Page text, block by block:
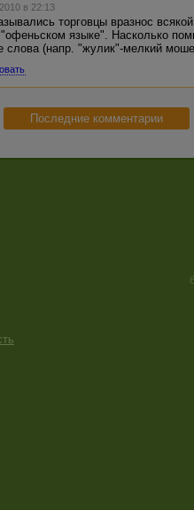
в 22:13
торговцы вразнос
языке". Насколько
слова (напр. "жулик"-мелкий
Последние комментарии